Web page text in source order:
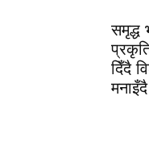
समृद्ध
दिँदै
मनाइँदै